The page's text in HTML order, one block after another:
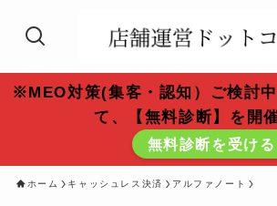
※MEO対策(集客・認知）ご検討
て、【無料診断】を開催
無料診断を受ける
ホーム キャッシュレス決済 アルファノート